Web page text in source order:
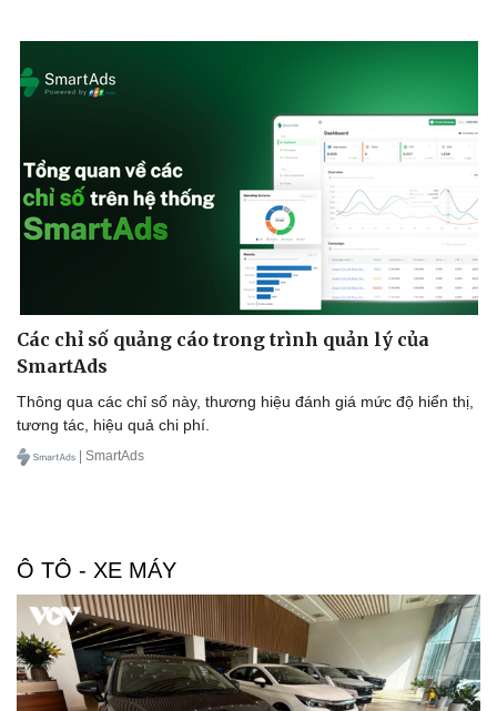
Các chỉ số quảng cáo trong trình quản lý của
SmartAds
Thông qua các chỉ số này, thương hiệu đánh giá mức độ hiển thị,
tương tác, hiệu quả chi phí.
| SmartAds
Ô TÔ - XE MÁY